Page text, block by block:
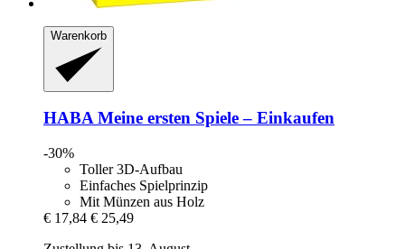
Warenkorb
HABAMeine ersten Spiele – Einkaufen
-30%
Toller 3D-Aufbau
Einfaches Spielprinzip
Mit Münzen aus Holz
€ 17,84 € 25,49